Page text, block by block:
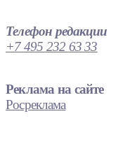
Телефон редакции
+7 495 232 63 33
Реклама на сайте
Росреклама